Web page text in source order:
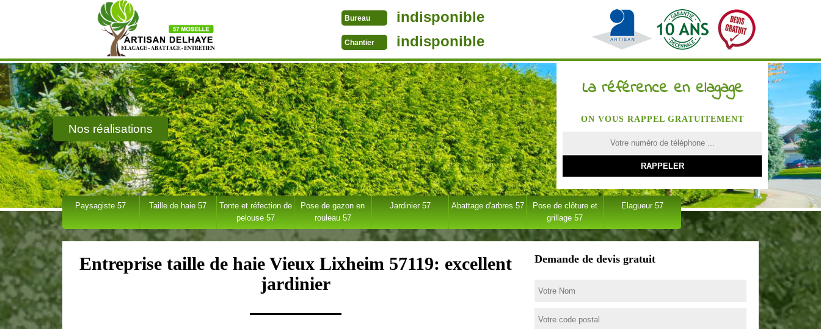
Bureau indisponible
Chantier indisponible
Nos réalisations
La référence en elagage
ON VOUS RAPPEL GRATUITEMENT
Paysagiste 57 Taille de haie 57
Tonte et réfection de
pelouse 57
Pose de gazon en
rouleau 57
Jardinier 57 Abattage d'arbres 57
Pose de clôture et
grillage 57
Elagueur 57
Entreprise taille de haie Vieux Lixheim 57119: excellent
jardinier
Demande de devis gratuit